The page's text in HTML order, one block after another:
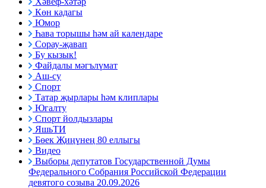
Көн кадагы
Юмор
Һава торышы һәм ай календаре
Сорау-җавап
Бу кызык!
Файдалы мәгълүмат
Аш-су
Спорт
Татар җырлары һәм клиплары
Югалту
Спорт йолдызлары
ЯшьТИ
Бөек Җиңүнең 80 еллыгы
Видео
Выборы депутатов Государственной Думы
Федерального Собрания Российской Федерации
девятого созыва 20.09.2026